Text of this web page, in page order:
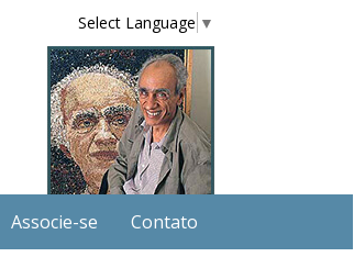
Select Language ▼
Associe-se Contato